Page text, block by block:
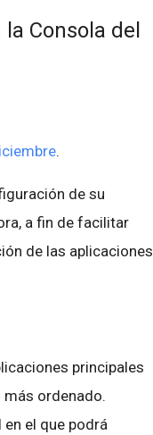
Consola del
.
de su
a fin de facilitar
de las aplicaciones
principales
más ordenado.
en el que podrá